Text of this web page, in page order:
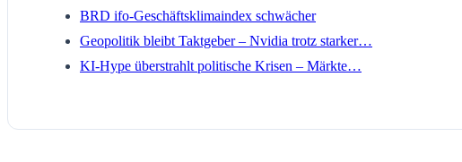
BRD ifo-Geschäftsklimaindex schwächer
Geopolitik bleibt Taktgeber – Nvidia trotz starker…
KI-Hype überstrahlt politische Krisen – Märkte…